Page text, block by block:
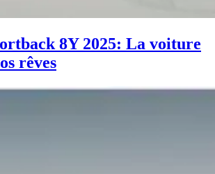
8Y 2025: La voiture
rêves